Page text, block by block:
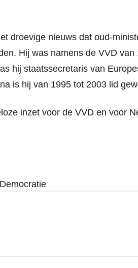
droevige nieuws dat oud-
Hij was namens de VVD
hij staatssecretaris van
is hij van 1995 tot 2003 lid
inzet voor de VVD en voor